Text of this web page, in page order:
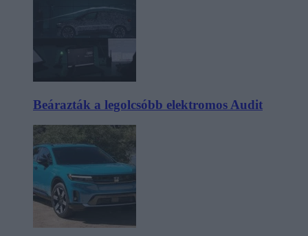
Beárazták a legolcsóbb elektromos Audit